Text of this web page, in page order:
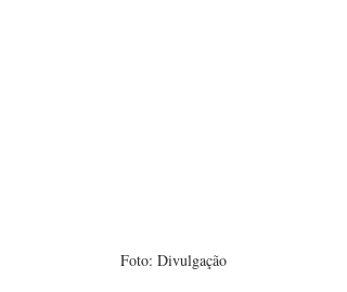
Foto: Divulgação